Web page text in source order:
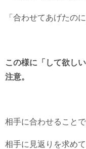
「合わせてあげたの
この様に「して欲し
注意。
相手に合わせることで
相手に見返りを求めて